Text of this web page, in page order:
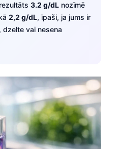
3.2 g/dL nozīmē
2,2 g/dL, īpaši, ja jums ir
vai nesena